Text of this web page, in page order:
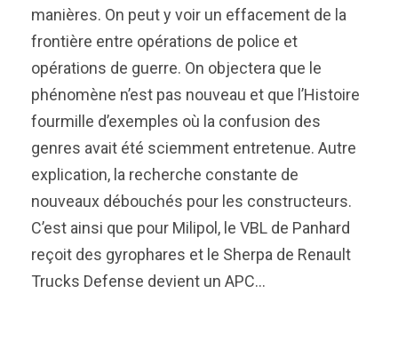
manières. On peut y voir un effacement de la
frontière entre opérations de police et
opérations de guerre. On objectera que le
phénomène n’est pas nouveau et que l’Histoire
fourmille d’exemples où la confusion des
genres avait été sciemment entretenue. Autre
explication, la recherche constante de
nouveaux débouchés pour les constructeurs.
C’est ainsi que pour Milipol, le VBL de Panhard
reçoit des gyrophares et le Sherpa de Renault
Trucks Defense devient un APC…